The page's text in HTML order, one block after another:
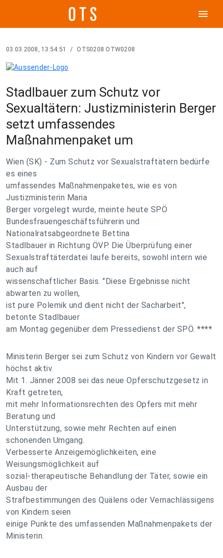
menu
03.03.2008, 13:54:51 / OTS0208 OTW0208
Stadlbauer zum Schutz vor
Sexualtätern: Justizministerin Berger
setzt umfassendes
Maßnahmenpaket um
Wien (SK) - Zum Schutz vor Sexualstraftätern bedürfe
es eines
umfassendes Maßnahmenpaketes, wie es von
Justizministerin Maria
Berger vorgelegt wurde, meinte heute SPÖ
Bundesfrauengeschäftsführerin und
Nationalratsabgeordnete Bettina
Stadlbauer in Richtung ÖVP. Die Überprüfung einer
Sexualstraftäterdatei laufe bereits, sowohl intern wie
auch auf
wissenschaftlicher Basis. "Diese Ergebnisse nicht
abwarten zu wollen,
ist pure Polemik und dient nicht der Sacharbeit",
betonte Stadlbauer
am Montag gegenüber dem Pressedienst der SPÖ. ****
Ministerin Berger sei zum Schutz von Kindern vor Gewalt
höchst aktiv.
Mit 1. Jänner 2008 sei das neue Opferschutzgesetz in
Kraft getreten,
mit mehr Informationsrechten des Opfers mit mehr
Beratung und
Unterstützung, sowie mehr Rechten auf einen
schonenden Umgang.
Verbesserte Anzeigemöglichkeiten, eine
Weisungsmöglichkeit auf
sozial-therapeutische Behandlung der Täter, sowie ein
Ausbau der
Strafbestimmungen des Quälens oder Vernachlässigens
von Kindern seien
einige Punkte des umfassenden Maßnahmenpakets der
Ministerin.